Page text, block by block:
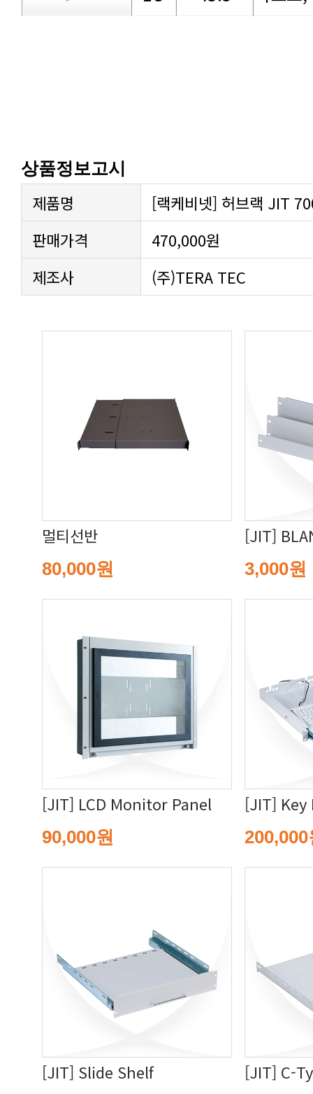
상품정보고시
제품명
[랙케비넷] 허브랙 JIT
판매가격
470,000원
제조사
(주)TERA TEC
멀티선반
80,000원
[JIT]
3,000원
[JIT] LCD Monitor Panel
90,000원
[JIT]
200,000
[JIT] Slide Shelf [JIT] C-